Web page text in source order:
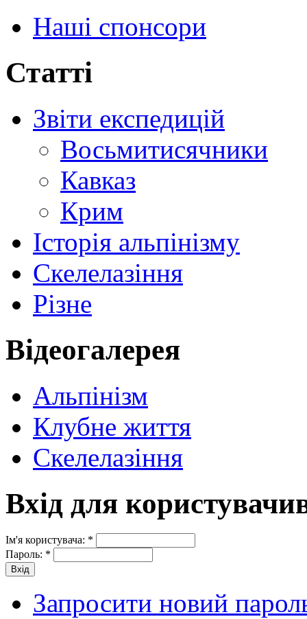
Наші спонсори
Статті
Звіти експедицій
Восьмитисячники
Кавказ
Крим
Історія альпінізму
Скелелазіння
Різне
Відеогалерея
Альпінізм
Клубне життя
Скелелазіння
Вхід для
Ім'я користувача: *
Пароль: *
Запросити новий